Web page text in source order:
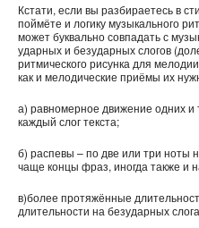
Кстати, если вы разбираетесь в
поймёте и логику музыкального
может буквально совпадать с
ударных и безударных слогов
ритмического рисунка для
как и мелодические приёмы их
а) равномерное движение одних и
каждый слог текста;
б) распевы – по две или три ноты
чаще концы фраз, иногда также и
в)более протяжённые
длительности на безударных